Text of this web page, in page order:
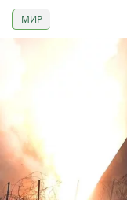
МИР